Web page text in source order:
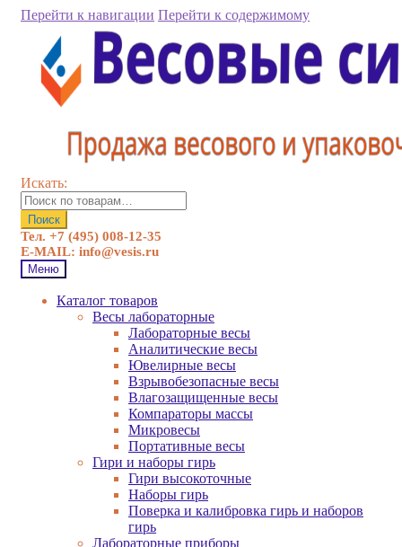
Перейти к навигации Перейти к содержимому
Искать:
Поиск
Тел. +7 (495) 008-12-35
E-MAIL: info@vesis.ru
Меню
Каталог товаров
Весы лабораторные
Лабораторные весы
Аналитические весы
Ювелирные весы
Взрывобезопасные весы
Влагозащищенные весы
Компараторы массы
Микровесы
Портативные весы
Гири и наборы гирь
Гири высокоточные
Наборы гирь
Поверка и калибровка гирь и наборов
гирь
Лабораторные приборы